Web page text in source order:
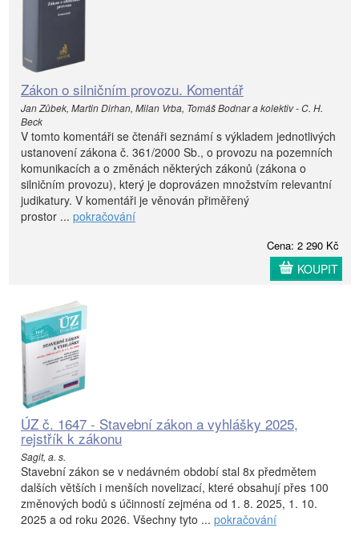
Zákon o silničním provozu. Komentář
Jan Zůbek, Martin Dirhan, Milan Vrba, Tomáš Bodnar a kolektiv - C. H.
Beck
V tomto komentáři se čtenáři seznámí s výkladem jednotlivých
ustanovení zákona č. 361/2000 Sb., o provozu na pozemních
komunikacích a o změnách některých zákonů (zákona o
silničním provozu), který je doprovázen množstvím relevantní
judikatury. V komentáři je věnován přiměřený
prostor ... pokračování
Cena: 2 290 Kč
KOUPIT
ÚZ č. 1647 - Stavební zákon a vyhlášky 2025,
rejstřík k zákonu
Sagit, a. s.
Stavební zákon se v nedávném období stal 8x předmětem
dalších větších i menších novelizací, které obsahují přes 100
změnových bodů s účinností zejména od 1. 8. 2025, 1. 10.
2025 a od roku 2026. Všechny tyto ... pokračování